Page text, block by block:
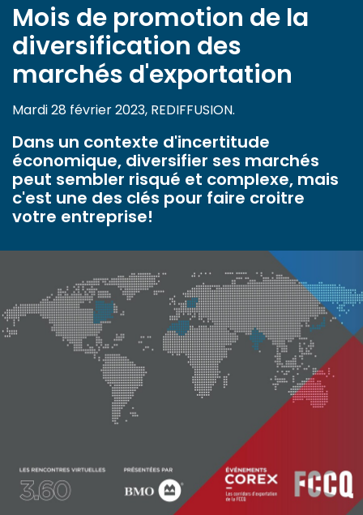
Mois de promotion de la
diversification des
marchés d'exportation
Mardi 28 février 2023, REDIFFUSION.
Dans un contexte d'incertitude
économique, diversifier ses marchés
peut sembler risqué et complexe, mais
c'est une des clés pour faire croitre
votre entreprise!